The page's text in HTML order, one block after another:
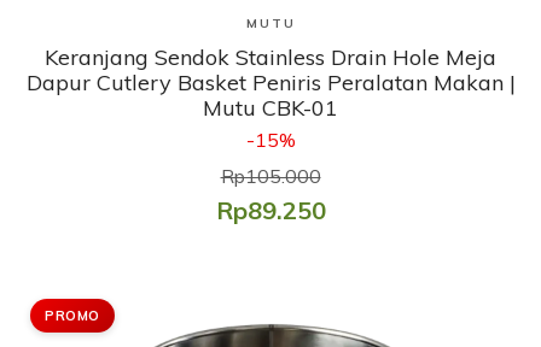
Lihat Produk
MUTU
Keranjang Sendok Stainless Drain Hole Meja
Dapur Cutlery Basket Peniris Peralatan Makan |
Mutu CBK-01
-15%
Rp105.000
Rp89.250
PROMO